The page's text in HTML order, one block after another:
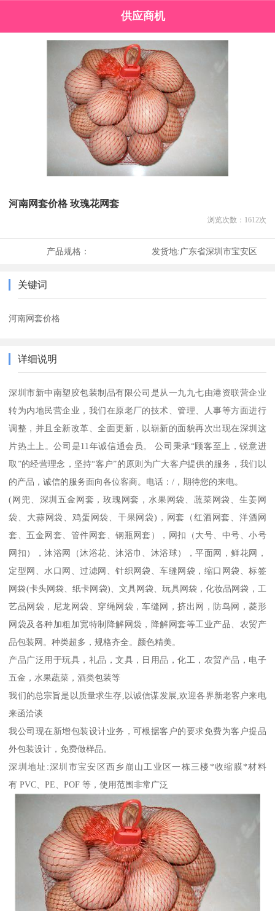
供应商机
河南网套价格 玫瑰花网套
浏览次数： 1612次
产品规格： 发货地:广东省深圳市宝安区
关键词
河南网套价格
详细说明
深圳市新中南塑胶包装制品有限公司是从一九九七由港资联营企业
转为内地民营企业，我们在原老厂的技术、管理、人事等方面进行
调整，并且全新改革、全面更新，以崭新的面貌再次出现在深圳这
片热土上。公司是11年诚信通会员。 公司秉承“顾客至上，锐意进
取”的经营理念，坚持“客户”的原则为广大客户提供的服务，我们以
的产品，诚信的服务面向各位客商。电话：/，期待您的来电。
(网兜、深圳五金网套，玫瑰网套，水果网袋、蔬菜网袋、生姜网
袋、大蒜网袋、鸡蛋网袋、干果网袋)，网套（红酒网套、洋酒网
套、五金网套、管件网套、钢瓶网套），网扣（大号、中号、小号
网扣），沐浴网（沐浴花、沐浴巾、沐浴球），平面网，鲜花网，
定型网、水口网、过滤网、针织网袋、车缝网袋，缩口网袋、标签
网袋(卡头网袋、纸卡网袋)、文具网袋、玩具网袋，化妆品网袋，工
艺品网袋，尼龙网袋、穿绳网袋，车缝网，挤出网，防鸟网，菱形
网袋及各种加粗加宽特制降解网袋，降解网套等工业产品、农贸产
品包装网。种类超多，规格齐全。颜色精美。
产品广泛用于玩具，礼品，文具，日用品，化工，农贸产品，电子
五金，水果蔬菜，酒类包装等
我们的总宗旨是以质量求生存,以诚信谋发展,欢迎各界新老客户来电
来函洽谈
我公司现在新增包装设计业务，可根据客户的要求免费为客户提品
外包装设计，免费做样品。
深圳地址:深圳市宝安区西乡崩山工业区一栋三楼*收缩膜*材料
有 PVC、PE、POF 等，使用范围非常广泛